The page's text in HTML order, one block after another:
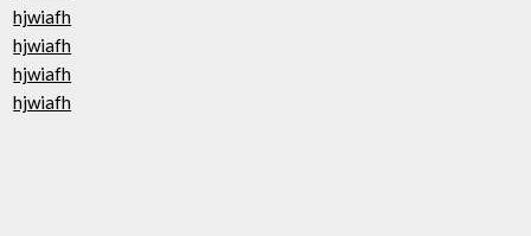
hjwiafh
hjwiafh
hjwiafh
hjwiafh